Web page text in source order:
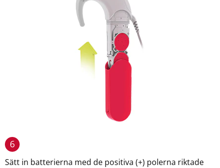
6
Sätt in batterierna med de positiva (+) polerna riktade